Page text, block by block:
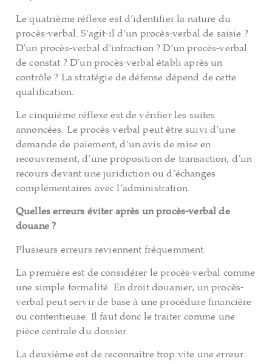
Le quatrième réflexe est d’identifier la nature du
procès-verbal. S’agit-il d’un procès-verbal de saisie ?
D’un procès-verbal d’infraction ? D’un procès-verbal
de constat ? D’un procès-verbal établi après un
contrôle ? La stratégie de défense dépend de cette
qualification.
Le cinquième réflexe est de vérifier les suites
annoncées. Le procès-verbal peut être suivi d’une
demande de paiement, d’un avis de mise en
recouvrement, d’une proposition de transaction, d’un
recours devant une juridiction ou d’échanges
complémentaires avec l’administration.
Quelles erreurs éviter après un procès-verbal de
douane ?
Plusieurs erreurs reviennent fréquemment.
La première est de considérer le procès-verbal comme
une simple formalité. En droit douanier, un procès-
verbal peut servir de base à une procédure financière
ou contentieuse. Il faut donc le traiter comme une
pièce centrale du dossier.
La deuxième est de reconnaître trop vite une erreur.